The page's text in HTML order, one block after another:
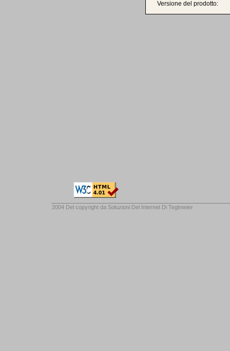
Versione del prodotto:
2004 Del copyright da Soluzioni Del Internet Di Tegtmeier